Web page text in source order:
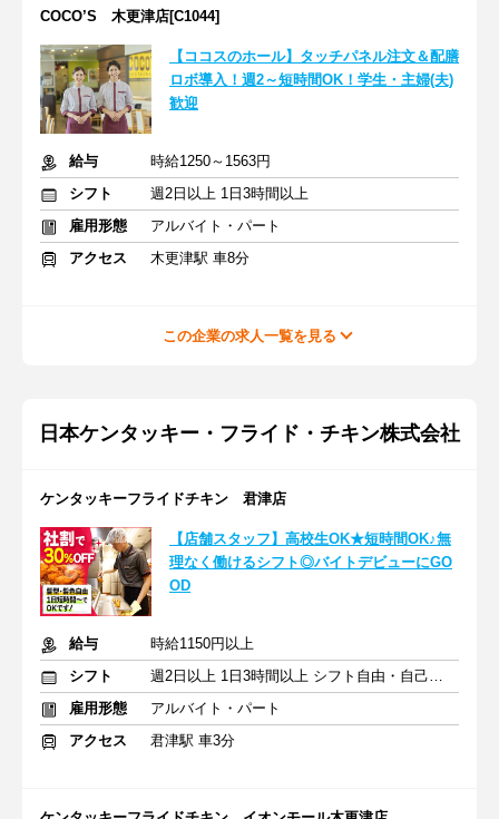
COCO’S 木更津店[C1044]
【ココスのホール】タッチパネル注文＆配膳
ロボ導入！週2～短時間OK！学生・主婦(夫)
歓迎
給与
時給1250～1563円
シフト
週2日以上 1日3時間以上
雇用形態
アルバイト・パート
アクセス
木更津駅 車8分
この企業の求人一覧を見る
日本ケンタッキー・フライド・チキン株式会社
ケンタッキーフライドチキン 君津店
【店舗スタッフ】高校生OK★短時間OK♪無
理なく働けるシフト◎バイトデビューにGO
OD
給与
時給1150円以上
シフト
週2日以上 1日3時間以上 シフト自由・自己申告
雇用形態
アルバイト・パート
アクセス
君津駅 車3分